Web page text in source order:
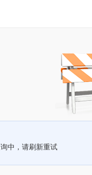
中，请刷新重试